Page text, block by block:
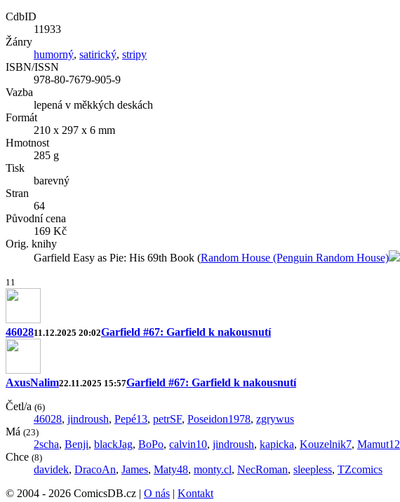
CdbID
11933
Žánry
humorný, satirický, stripy
ISBN/ISSN
978-80-7679-905-9
Vazba
lepená v měkkých deskách
Formát
210 x 297 x 6 mm
Hmotnost
285 g
Tisk
barevný
Stran
64
Původní cena
169 Kč
Orig. knihy
Garfield Easy as Pie: His 69th Book (Random House (Penguin Random House)
11
4602811.12.2025 20:02Garfield #67: Garfield k nakousnutí
AxusNalim22.11.2025 15:57Garfield #67: Garfield k nakousnutí
Četl/a (6)
46028, jindroush, Pepé13, petrSF, Poseidon1978, zgrywus
Má (23)
2scha, Benji, blackJag, BoPo, calvin10, jindroush, kapicka, Kouzelnik7, Mamut12
Chce (8)
davidek, DracoAn, James, Maty48, monty.cl, NecRoman, sleepless, TZcomics
© 2004 - 2026 ComicsDB.cz | O nás | Kontakt